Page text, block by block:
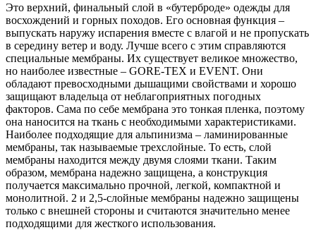
Это верхний, финальный слой в «бутерброде» одежды для
восхождений и горных походов. Его основная функция –
выпускать наружу испарения вместе с влагой и не пропускать
в середину ветер и воду. Лучше всего с этим справляются
специальные мембраны. Их существует великое множество,
но наиболее известные – GORE-TEX и EVENT. Они
обладают превосходными дышащими свойствами и хорошо
защищают владельца от неблагоприятных погодных
факторов. Сама по себе мембрана это тонкая пленка, поэтому
она наносится на ткань с необходимыми характеристиками.
Наиболее подходящие для альпинизма – ламинированные
мембраны, так называемые трехслойные. То есть, слой
мембраны находится между двумя слоями ткани. Таким
образом, мембрана надежно защищена, а конструкция
получается максимально прочной, легкой, компактной и
монолитной. 2 и 2,5-слойные мембраны надежно защищены
только с внешней стороны и считаются значительно менее
подходящими для жесткого использования.